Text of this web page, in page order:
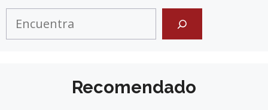
Search
Recomendado